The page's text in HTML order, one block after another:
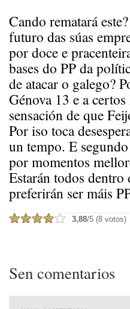
Cando rematará
futuro das súas
por doce e
bases do PP da
de atacar o galego?
Génova 13 e a
sensación de que
Por iso toca
un tempo. E
por momentos
Estarán todos
preferirán ser máis
3,88/5 (8 votos)
Sen comentarios